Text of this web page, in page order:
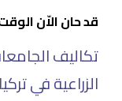
قد حان الاّن
تكاليف
الزراعية في تركيا